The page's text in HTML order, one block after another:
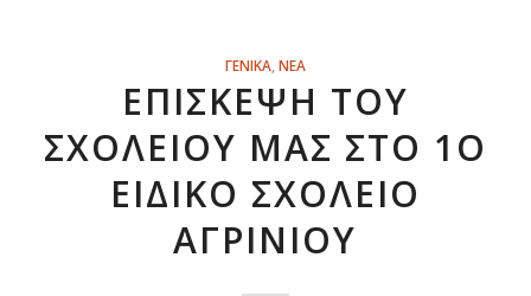
ΓΕΝΙΚΑ,ΝΕΑ
ΕΠΊΣΚΕΨΗ ΤΟΥ
ΣΧΟΛΕΊΟΥ ΜΑΣ ΣΤΟ 1Ο
ΕΙΔΙΚΌ ΣΧΟΛΕΊΟ
ΑΓΡΙΝΊΟΥ